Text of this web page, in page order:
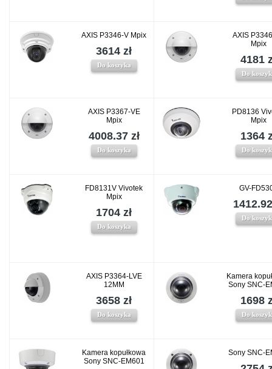
AXIS P3346-V Mpix
3614 zł
Do koszyka
AXIS
Mpix
4181
Do
AXIS P3367-VE
Mpix
4008.37 zł
Do koszyka
PD8136
Mpix
1364
Do
FD8131V Vivotek
Mpix
1704 zł
Do koszyka
GV-
Do
AXIS P3364-LVE
12MM
3658 zł
Do koszyka
Kamera
Sony SNC-
1698
Do
Kamera kopułkowa
Sony SNC-EM601
Sony SNC-